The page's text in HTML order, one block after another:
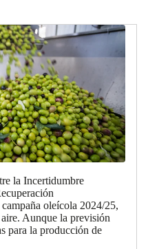
la Incertidumbre
oleícola 2024/25,
Aunque la previsión
para la producción de